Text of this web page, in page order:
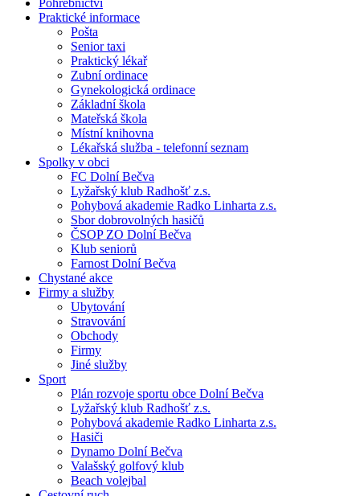
Praktické informace
Pošta
Senior taxi
Praktický lékař
Zubní ordinace
Gynekologická ordinace
Základní škola
Mateřská škola
Místní knihovna
Lékařská služba - telefonní seznam
Spolky v obci
FC Dolní Bečva
Lyžařský klub Radhošť z.s.
Pohybová akademie Radko Linharta z.s.
Sbor dobrovolných hasičů
ČSOP ZO Dolní Bečva
Klub seniorů
Farnost Dolní Bečva
Chystané akce
Firmy a služby
Ubytování
Stravování
Obchody
Firmy
Jiné služby
Sport
Plán rozvoje sportu obce Dolní Bečva
Lyžařský klub Radhošť z.s.
Pohybová akademie Radko Linharta z.s.
Hasiči
Dynamo Dolní Bečva
Valašský golfový klub
Beach volejbal